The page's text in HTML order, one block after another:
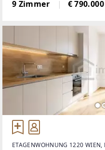
Insgesamt stehen 9
9 Zimmer € 790.000
ETAGENWOHNUNG 1220 WIEN,